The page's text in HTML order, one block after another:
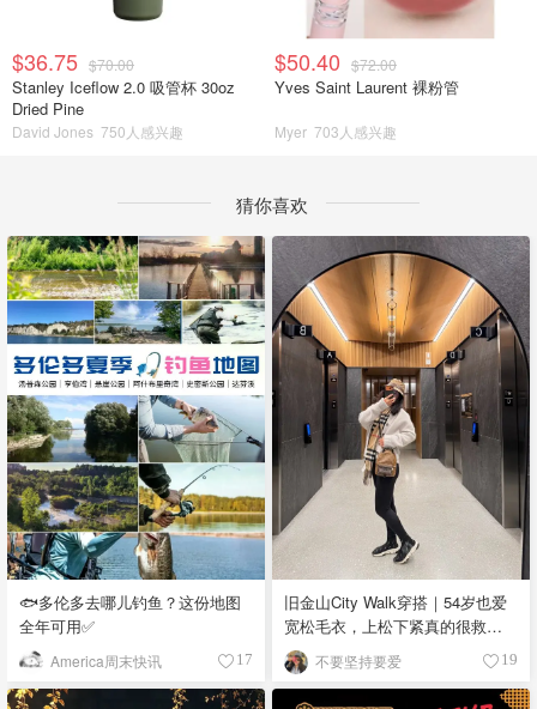
$36.75 $70.00
Stanley Iceflow 2.0 吸管杯 30oz
Dried Pine
David Jones 750人感兴趣
$50.40 $72.00
Yves Saint Laurent 裸粉管
Myer 703人感兴趣
猜你喜欢
🐟多伦多去哪儿钓鱼？这份地图
全年可用✅
America周末快讯 17
旧金山City Walk穿搭｜54岁也爱
宽松毛衣，上松下紧真的很救比
例
不要坚持要爱 19